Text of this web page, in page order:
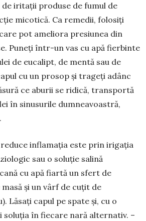
de iritații produse de fumul de
mico­tică. Ca remedii, folosiți
pot ameliora presiunea din
Puneți într-un vas cu apă fierbinte
de eucalipt, de mentă sau de
cu un prosop și trageți adânc
ce aburii se ridică, transportă
în sinusurile dumneavoastră,
inflamația este prin irigația
sau o soluție salină
cu apă fiartă un sfert de
și un vârf de cuțit de
Lăsați capul pe spate și, cu o
în fiecare nară alter­nativ. –